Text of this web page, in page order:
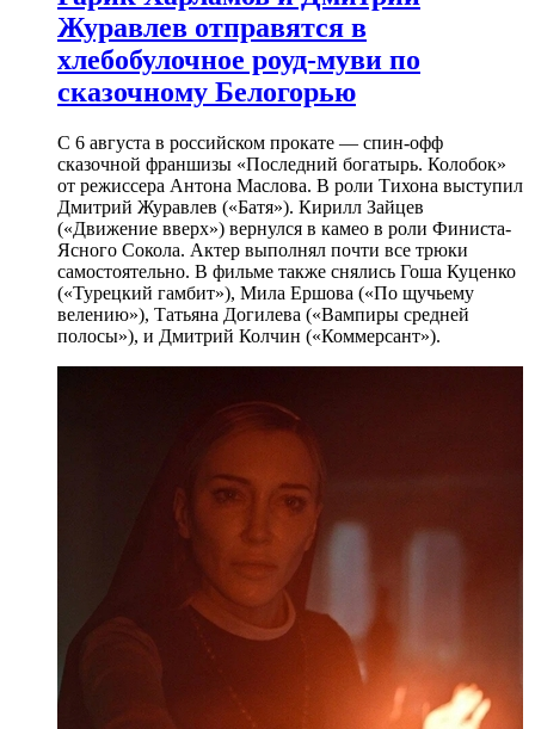
Журавлев отправятся в
хлебобулочное роуд-муви по
сказочному Белогорью
С 6 августа в российском прокате — спин-офф
сказочной франшизы «Последний богатырь. Колобок»
от режиссера Антона Маслова. В роли Тихона выступил
Дмитрий Журавлев («Батя»). Кирилл Зайцев
(«Движение вверх») вернулся в камео в роли Финиста-
Ясного Сокола. Актер выполнял почти все трюки
самостоятельно. В фильме также снялись Гоша Куценко
(«Турецкий гамбит»), Мила Ершова («По щучьему
велению»), Татьяна Догилева («Вампиры средней
полосы»), и Дмитрий Колчин («Коммерсант»).